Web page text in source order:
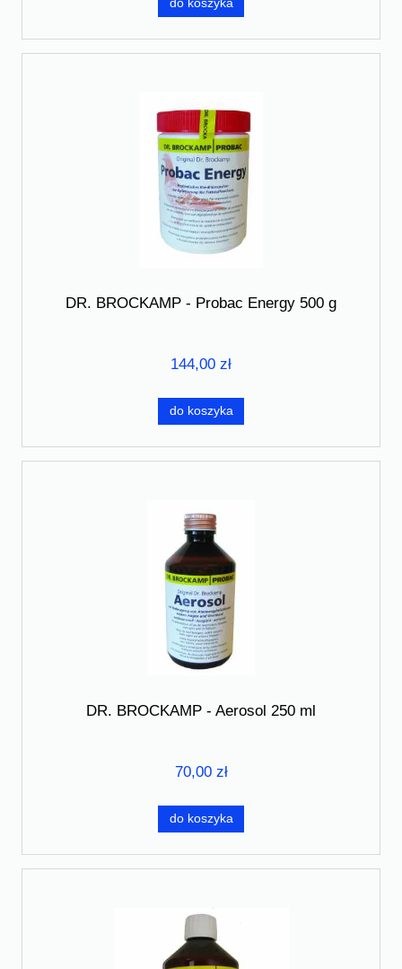
do koszyka
DR. BROCKAMP - Probac Energy 500 g
144,00 zł
do koszyka
DR. BROCKAMP - Aerosol 250 ml
70,00 zł
do koszyka